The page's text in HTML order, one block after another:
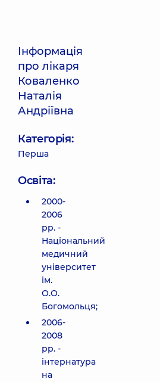
Інформація
про лікаря
Коваленко
Наталія
Андріївна
Категорія:
Перша
Освіта:
2000-
2006
рр. -
Національний
медичний
університет
ім.
О.О.
Богомольця;
2006-
2008
рр. -
інтернатура
на